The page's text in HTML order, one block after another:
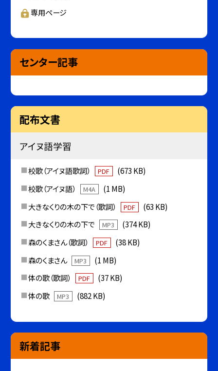
専用ページ
センター記事
配布文書
アイヌ語学習
校歌（アイヌ語歌詞） PDF
(673 KB)
校歌（アイヌ語）
M4A
(1 MB)
大きなくりの木の下で（歌詞）
PDF
(63 KB)
大きなくりの木の下で
MP3
(374 KB)
森のくまさん（歌詞）
PDF
(38 KB)
森のくまさん
MP3
(1 MB)
体の歌（歌詞）
PDF
(37 KB)
体の歌
MP3 (882 KB)
新着記事